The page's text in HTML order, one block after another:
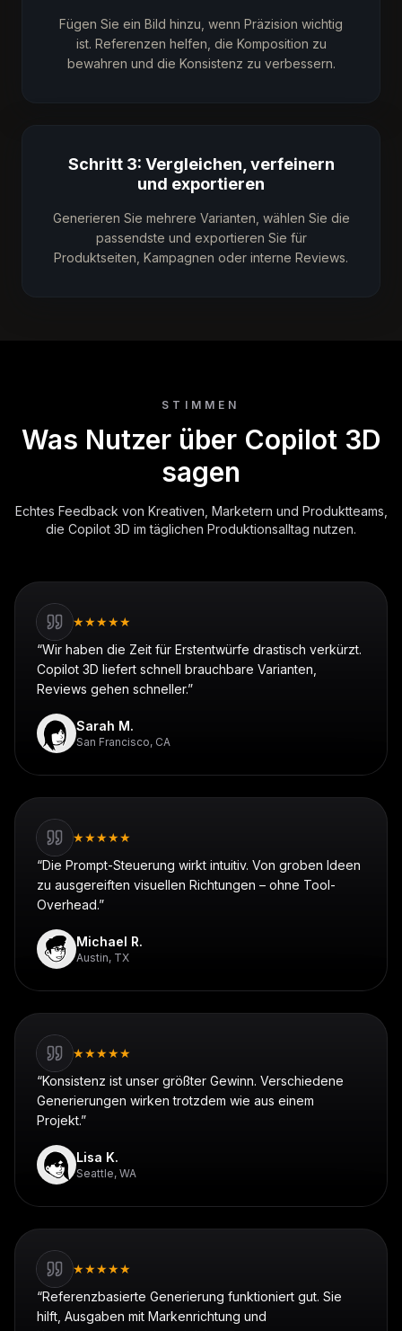
Fügen Sie ein Bild hinzu, wenn Präzision wichtig
ist. Referenzen helfen, die Komposition zu
bewahren und die Konsistenz zu verbessern.
Schritt 3: Vergleichen, verfeinern
und exportieren
Generieren Sie mehrere Varianten, wählen Sie die
passendste und exportieren Sie für
Produktseiten, Kampagnen oder interne Reviews.
STIMMEN
Was Nutzer über Copilot 3D
sagen
Echtes Feedback von Kreativen, Marketern und Produktteams,
die Copilot 3D im täglichen Produktionsalltag nutzen.
★★★★★
“Wir haben die Zeit für Erstentwürfe drastisch verkürzt.
Copilot 3D liefert schnell brauchbare Varianten,
Reviews gehen schneller.”
Sarah M.
San Francisco, CA
★★★★★
“Die Prompt-Steuerung wirkt intuitiv. Von groben Ideen
zu ausgereiften visuellen Richtungen – ohne Tool-
Overhead.”
Michael R.
Austin, TX
★★★★★
“Konsistenz ist unser größter Gewinn. Verschiedene
Generierungen wirken trotzdem wie aus einem
Projekt.”
Lisa K.
Seattle, WA
★★★★★
“Referenzbasierte Generierung funktioniert gut. Sie
hilft, Ausgaben mit Markenrichtung und